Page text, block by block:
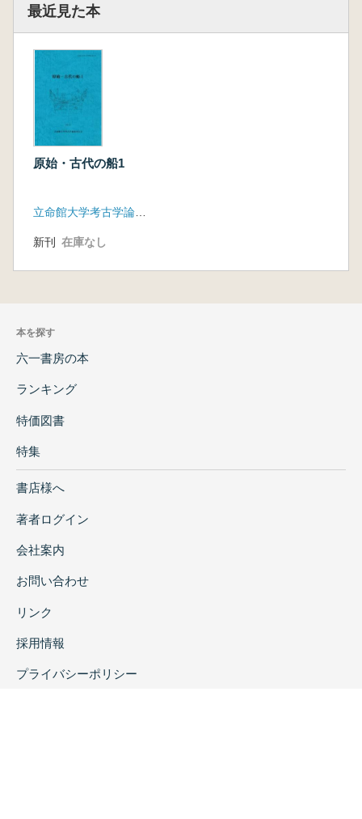
最近見た本
原始・古代の船1
新刊 在庫なし
本を探す
六一書房の本
ランキング
特価図書
特集
書店様へ
著者ログイン
会社案内
お問い合わせ
リンク
採用情報
プライバシーポリシー